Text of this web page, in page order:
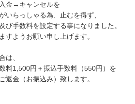
金→キャンセルを
いらっしゃる為、止むを得ず、
び手数料を設定する事になりました。
すようお願い申し上げます。
は、
料1,500円＋振込手数料（550円）を
返金（お振込み）致します。